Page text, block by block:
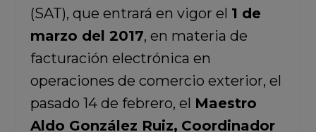
(SAT), que entrará en vigor el 1 de
marzo del 2017, en materia de
facturación electrónica en
operaciones de comercio exterior, el
pasado 14 de febrero, el Maestro
Aldo González Ruiz, Coordinador